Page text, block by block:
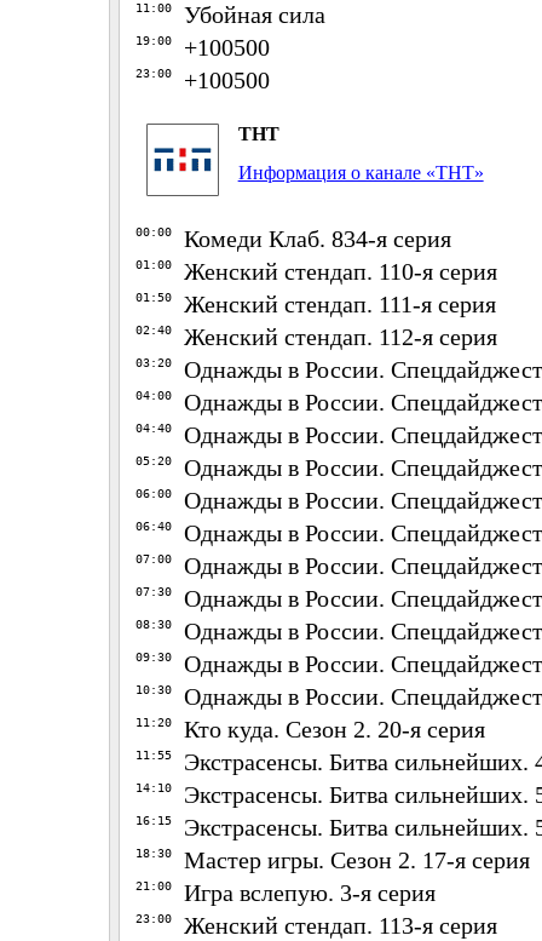
11:00 Убойная сила
19:00 +100500
23:00 +100500
ТНТ
Информация о канале «ТНТ»
00:00 Комеди Клаб. 834-я серия
01:00 Женский стендап. 110-я серия
01:50 Женский стендап. 111-я серия
02:40 Женский стендап. 112-я серия
03:20 Однажды в России.
04:00 Однажды в России.
04:40 Однажды в России.
05:20 Однажды в России.
06:00 Однажды в России.
06:40 Однажды в России.
07:00 Однажды в России.
07:30 Однажды в России.
08:30 Однажды в России.
09:30 Однажды в России.
10:30 Однажды в России.
11:20 Кто куда. Сезон 2. 20-я серия
11:55 Экстрасенсы. Битва сильнейших.
14:10 Экстрасенсы. Битва сильнейших.
16:15 Экстрасенсы. Битва сильнейших.
18:30 Мастер игры. Сезон 2. 17-я серия
21:00 Игра вслепую. 3-я серия
23:00 Женский стендап. 113-я серия